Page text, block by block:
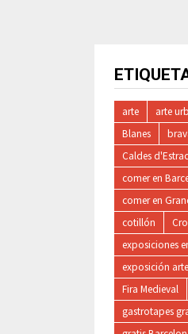
arte arte
Blanes
Caldes d'Estrac
comer en
comer en
cotillón
exposiciones
exposición arte
Fira Medieval
gastrotapes